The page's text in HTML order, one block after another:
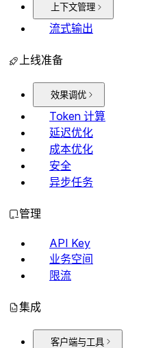
上下文管理
流式输出
上线准备
效果调优
Token 计算
延迟优化
成本优化
安全
异步任务
管理
API Key
业务空间
限流
集成
客户端与工具